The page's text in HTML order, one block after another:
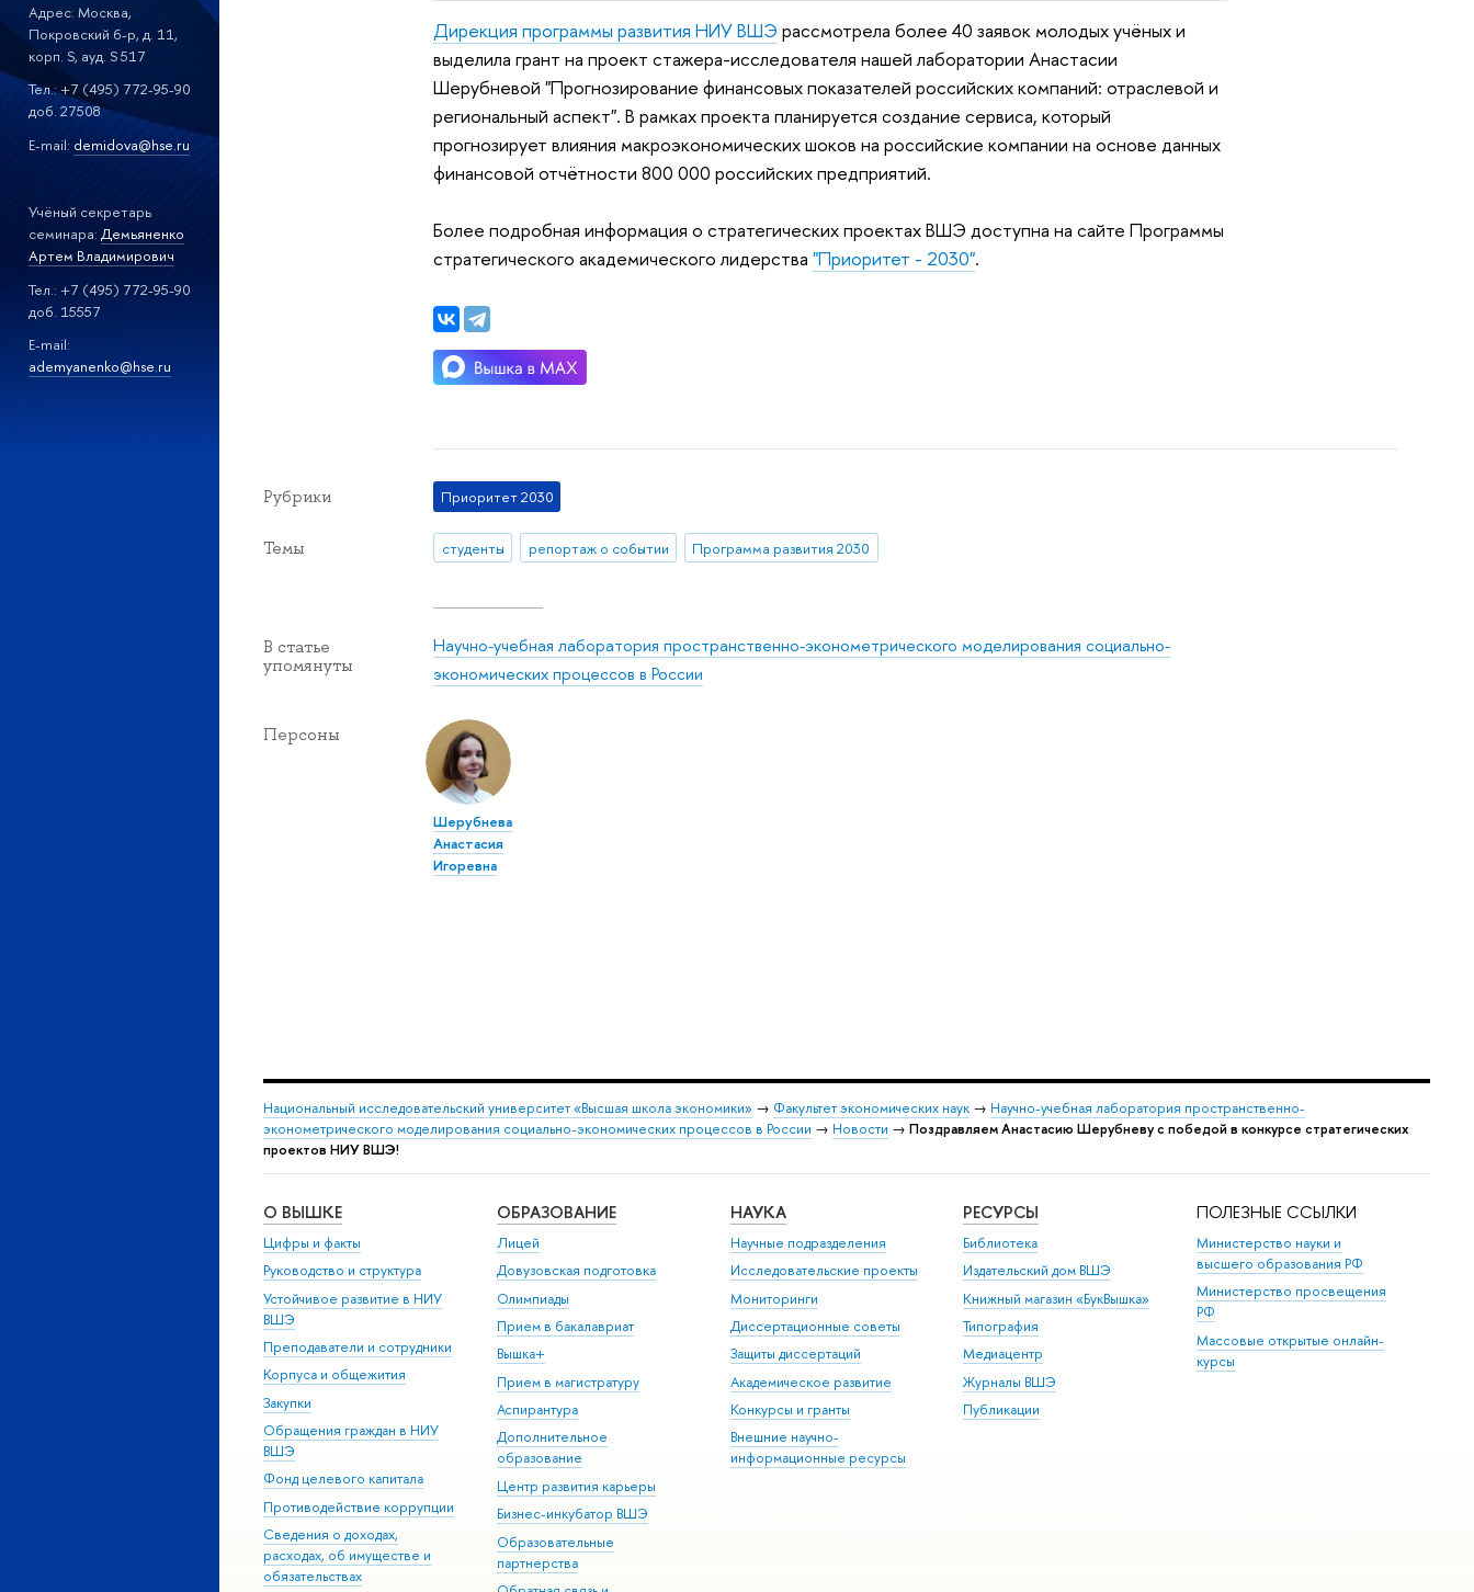
Адрес: Москва,
Покровский б-р, д. 11,
корп. S, ауд. S 517
Тел.: +7 (495) 772-95-90
доб. 27508
E-mail: demidova@hse.ru
Учёный секретарь
семинара: Демьяненко
Артем Владимирович
Тел.: +7 (495) 772-95-90
доб. 15557
E-mail:
ademyanenko@hse.ru
Дирекция программы развития НИУ ВШЭ рассмотрела более 40 заявок молодых учёных и
выделила грант на проект стажера-исследователя нашей лаборатории Анастасии
Шерубневой "Прогнозирование финансовых показателей российских компаний: отраслевой и
региональный аспект". В рамках проекта планируется создание сервиса, который
прогнозирует влияния макроэкономических шоков на российские компании на основе данных
финансовой отчётности 800 000 российских предприятий.
Более подробная информация о стратегических проектах ВШЭ доступна на сайте Программы
стратегического академического лидерства"Приоритет - 2030".
Рубрики Приоритет 2030
Темы студенты репортаж о событии Программа развития 2030
В статье
упомянуты
Научно-учебная лаборатория пространственно-эконометрического моделирования социально-
экономических процессов в России
Персоны
Шерубнева
Анастасия
Игоревна
Национальный исследовательский университет «Высшая школа экономики» → Факультет экономических наук → Научно-учебная лаборатория пространственно-
эконометрического моделирования социально-экономических процессов в России → Новости → Поздравляем Анастасию Шерубневу с победой в конкурсе стратегических
проектов НИУ ВШЭ!
О ВЫШКЕ
Цифры и факты
Руководство и структура
Устойчивое развитие в НИУ
ВШЭ
Преподаватели и сотрудники
Корпуса и общежития
Закупки
Обращения граждан в НИУ
ВШЭ
Фонд целевого капитала
Противодействие коррупции
Сведения о доходах,
расходах, об имуществе и
обязательствах
ОБРАЗОВАНИЕ
Лицей
Довузовская подготовка
Олимпиады
Прием в бакалавриат
Вышка+
Прием в магистратуру
Аспирантура
Дополнительное
образование
Центр развития карьеры
Бизнес-инкубатор ВШЭ
Образовательные
партнерства
НАУКА
Научные подразделения
Исследовательские проекты
Мониторинги
Диссертационные советы
Защиты диссертаций
Академическое развитие
Конкурсы и гранты
Внешние научно-
информационные ресурсы
РЕСУРСЫ
Библиотека
Издательский дом ВШЭ
Книжный магазин «БукВышка»
Типография
Медиацентр
Журналы ВШЭ
Публикации
ПОЛЕЗНЫЕ ССЫЛКИ
Министерство науки и
высшего образования РФ
Министерство просвещения
РФ
Массовые открытые онлайн-
курсы